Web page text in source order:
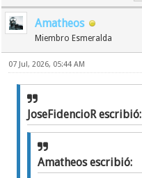
Amatheos
Miembro Esmeralda
07 Jul, 2026, 05:44 AM
JoseFidencioR escribió:
Amatheos escribió: